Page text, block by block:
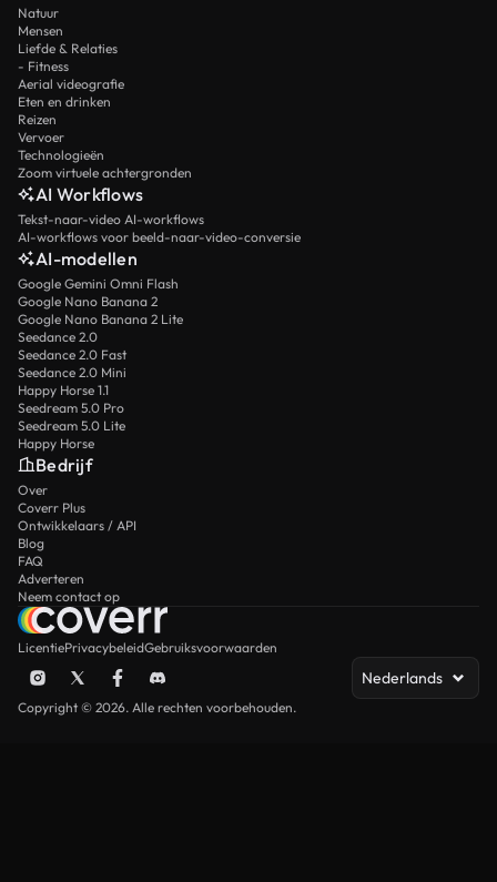
Natuur
Mensen
Liefde & Relaties
- Fitness
Aerial videografie
Eten en drinken
Reizen
Vervoer
Technologieën
Zoom virtuele achtergronden
AI Workflows
Tekst-naar-video AI-workflows
AI-workflows voor beeld-naar-video-conversie
AI-modellen
Google Gemini Omni Flash
Google Nano Banana 2
Google Nano Banana 2 Lite
Seedance 2.0
Seedance 2.0 Fast
Seedance 2.0 Mini
Happy Horse 1.1
Seedream 5.0 Pro
Seedream 5.0 Lite
Happy Horse
Bedrijf
Over
Coverr Plus
Ontwikkelaars / API
Blog
FAQ
Adverteren
Neem contact op
LicentiePrivacybeleidGebruiksvoorwaarden
Nederlands
Copyright © 2026. Alle rechten voorbehouden.